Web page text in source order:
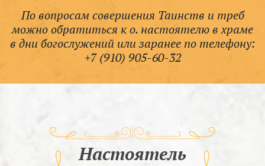
По вопросам совершения Таинств и треб
можно обратиться к о. настоятелю в храме
в дни богослужений или заранее по телефону:
+7 (910) 905-60-32
Настоятель